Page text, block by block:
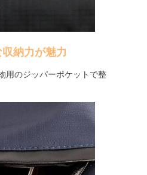
納力が魅力
用のジッパーポケットで整